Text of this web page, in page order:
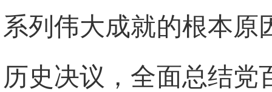
系列伟大成就的根本原
历史决议，全面总结党